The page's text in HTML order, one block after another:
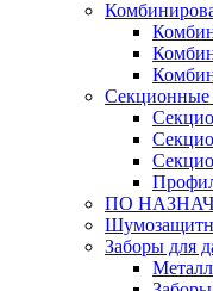
Секционные
ПО
Заборы для